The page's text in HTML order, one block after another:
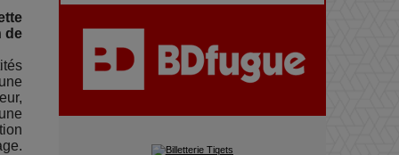
de
Pharaonic Festival 2025 : 10
ans d’électro sous les
montagnes, une fête à ne pas